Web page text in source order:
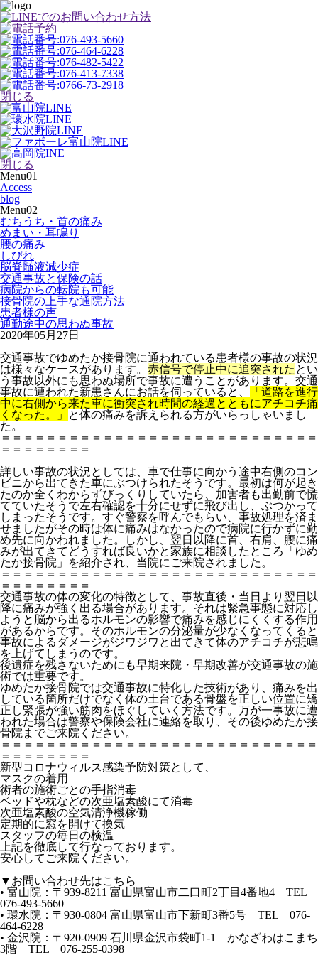
閉じる
閉じる
Menu01
Access
blog
Menu02
むちうち・首の痛み
めまい・耳鳴り
腰の痛み
しびれ
脳脊髄液減少症
交通事故と保険の話
病院からの転院も可能
接骨院の上手な通院方法
患者様の声
通勤途中の思わぬ事故
2020年05月27日
交通事故でゆめたか接骨院に通われている患者様の事故の状況
は様々なケースがあります。 赤信号で停止中に追突された とい
う事故以外にも思わぬ場所で事故に遭うことがあります。交通
事故に遭われた新患さんにお話を伺っていると、
「道路を進行
中に右側から来た車に衝突され時間の経過とともにアチコチ痛
くなった。」
と体の痛みを訴えられる方がいらっしゃいまし
た。
＝＝＝＝＝＝＝＝＝＝＝＝＝＝＝＝＝＝＝＝＝＝＝＝＝＝＝＝
＝＝＝＝＝＝＝＝
詳しい事故の状況としては、車で仕事に向かう途中右側のコン
ビニから出てきた車にぶつけられたそうです。最初は何が起き
たのか全くわからずびっくりしていたら、加害者も出勤前で慌
てていたそうで左右確認を十分にせずに飛び出し、ぶつかって
しまったそうです。すぐ警察を呼んでもらい、事故処理を済ま
せましたがその時は体に痛みはなかったので病院に行かずに勤
め先に向かわれました。しかし、翌日以降に首、右肩、腰に痛
みが出てきてどうすれば良いかと家族に相談したところ「ゆめ
たか接骨院」を紹介され、当院にご来院されました。
＝＝＝＝＝＝＝＝＝＝＝＝＝＝＝＝＝＝＝＝＝＝＝＝＝＝＝＝
＝＝＝＝＝＝＝＝
交通事故の体の変化の特徴として、事故直後・当日より翌日以
降に痛みが強く出る場合があります。それは緊急事態に対応し
ようと脳から出るホルモンの影響で痛みを感じにくくする作用
があるからです。そのホルモンの分泌量が少なくなってくると
事故によるダメージがジワジワと出てきて体のアチコチが悲鳴
を上げてしまうのです。
後遺症を残さないためにも早期来院・早期改善が交通事故の施
術では重要です。
ゆめたか接骨院では交通事故に特化した技術があり、痛みを出
している箇所だけでなく体の土台である骨盤を正しい位置に矯
正し緊張が強い筋肉をほぐしていく方法です。万が一事故に遭
われた場合は警察や保険会社に連絡を取り、その後ゆめたか接
骨院までご来院ください。
＝＝＝＝＝＝＝＝＝＝＝＝＝＝＝＝＝＝＝＝＝＝＝＝＝＝＝＝
＝＝＝＝＝＝＝＝
新型コロナウィルス感染予防対策として、
マスクの着用
術者の施術ごとの手指消毒
ベッドや枕などの次亜塩素酸にて消毒
次亜塩素酸の空気清浄機稼働
定期的に窓を開けて換気
スタッフの毎日の検温
上記を徹底して行なっております。
安心してご来院ください。
▼お問い合わせ先はこちら
• 富山院：〒939-8211 富山県富山市二口町2丁目4番地4 TEL
076-493-5660
• 環水院：〒930-0804 富山県富山市下新町3番5号 TEL 076-
464-6228
• 金沢院：〒920-0909 石川県金沢市袋町1-1 かなざわはこまち
3階 TEL 076-255-0398